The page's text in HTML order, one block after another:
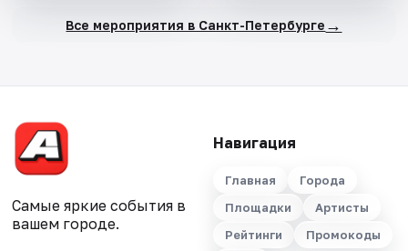
Все мероприятия в Санкт-Петербурге →
Самые яркие события в
вашем городе.
Навигация
Главная
Города
Площадки
Артисты
Рейтинги
Промокоды